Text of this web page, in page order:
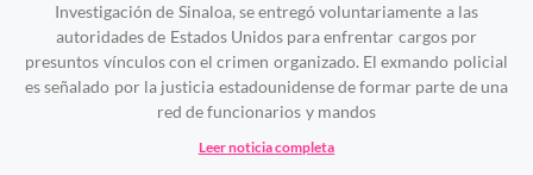
Investigación de Sinaloa, se entregó voluntariamente a las
autoridades de Estados Unidos para enfrentar cargos por
presuntos vínculos con el crimen organizado. El exmando policial
es señalado por la justicia estadounidense de formar parte de una
red de funcionarios y mandos
Leer noticia completa